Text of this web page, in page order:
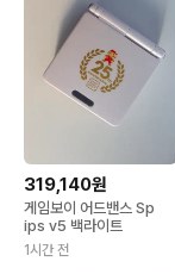
319,140원
게임보이 어드밴스 Sp
ips v5 백라이트
1시간 전